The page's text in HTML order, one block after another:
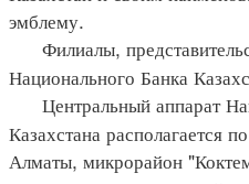
эмблему.
Филиалы,
Национального Банка
Центральный аппарат
Казахстана располагается
Алматы, микрорайон